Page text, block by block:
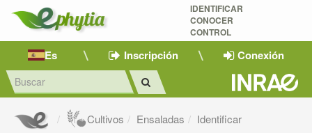
IDENTIFICAR
CONOCER
CONTROL
Es Inscripción Conexión
Cultivos Ensaladas
Identificar